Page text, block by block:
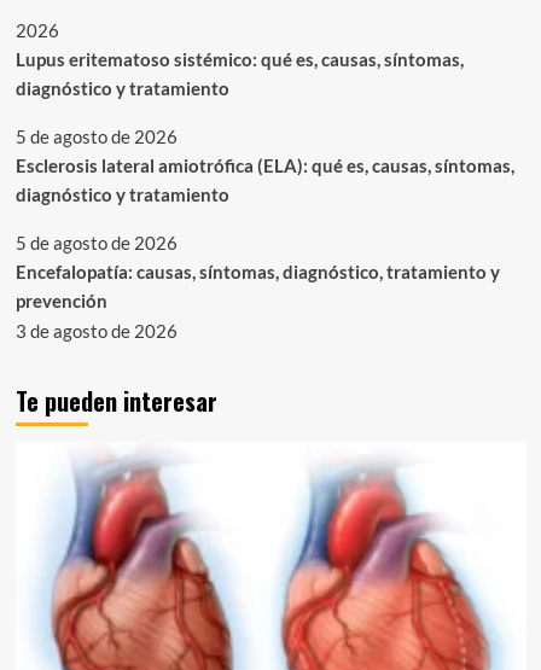
2026
Lupus eritematoso sistémico: qué es, causas, síntomas,
diagnóstico y tratamiento
5 de agosto de 2026
Esclerosis lateral amiotrófica (ELA): qué es, causas, síntomas,
diagnóstico y tratamiento
5 de agosto de 2026
Encefalopatía: causas, síntomas, diagnóstico, tratamiento y
prevención
3 de agosto de 2026
Te pueden interesar